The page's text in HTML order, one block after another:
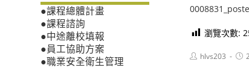
瀏覽次數:
Posthlvs203
Post
●課程總體計畫
●課程諮詢
●中途離校填報
●員工協助方案
●職業安全衛生管理